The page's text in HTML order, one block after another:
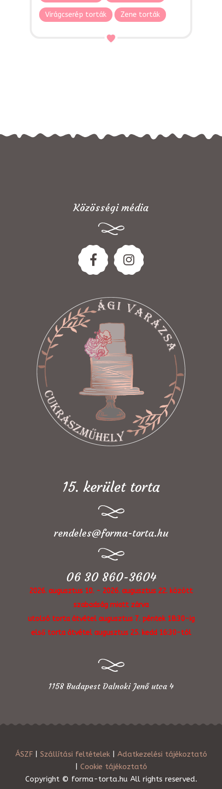
Virágcserép torták Zene torták
Közösségi média
15. kerület torta
rendeles@forma-torta.hu
06 30 860-3604
2026. augusztus 10. - 2026. augusztus 22. között
szabadság miatt zárva
utolsó torta átvétel augusztus 7. péntek 18:30-ig
első torta átvétel augusztus 25. kedd 16:30-tól
1158 Budapest Dalnoki Jenő utca 4
ÁSZF| Szállítási feltételek| Adatkezelési tájékoztató
Cookie tájékoztató
Copyright © forma-torta.hu All rights reserved.